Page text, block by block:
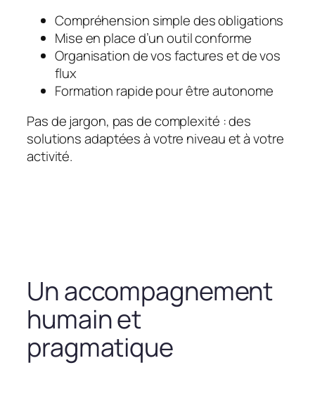
Compréhension simple des obligations
Mise en place d’un outil conforme
Organisation de vos factures et de vos
flux
Formation rapide pour être autonome
Pas de jargon, pas de complexité : des
solutions adaptées à votre niveau et à votre
activité.
Un accompagnement
humain et
pragmatique